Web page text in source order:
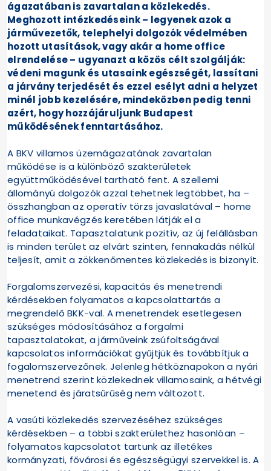
ágazatában is zavartalan a közlekedés.
Meghozott intézkedéseink – legyenek azok a
járművezetők, telephelyi dolgozók védelmében
hozott utasítások, vagy akár a home office
elrendelése – ugyanazt a közös célt szolgálják:
védeni magunk és utasaink egészségét, lassítani
a járvány terjedését és ezzel esélyt adni a helyzet
minél jobb kezelésére, mindeközben pedig tenni
azért, hogy hozzájáruljunk Budapest
működésének fenntartásához.
A BKV villamos üzemágazatának zavartalan
működése is a különböző szakterületek
együttműködésével tartható fent. A szellemi
állományú dolgozók azzal tehetnek legtöbbet, ha –
összhangban az operatív törzs javaslatával – home
office munkavégzés keretében látják el a
feladataikat. Tapasztalatunk pozitív, az új felállásban
is minden terület az elvárt szinten, fennakadás nélkül
teljesít, amit a zökkenőmentes közlekedés is bizonyít.
Forgalomszervezési, kapacitás és menetrendi
kérdésekben folyamatos a kapcsolattartás a
megrendelő BKK-val. A menetrendek esetlegesen
szükséges módosításához a forgalmi
tapasztalatokat, a járműveink zsúfoltságával
kapcsolatos információkat gyűjtjük és továbbítjuk a
fogalomszervezőnek. Jelenleg hétköznapokon a nyári
menetrend szerint közlekednek villamosaink, a hétvégi
menetend és járatsűrűség nem változott.
A vasúti közlekedés szervezéséhez szükséges
kérdésekben – a többi szakterülethez hasonlóan –
folyamatos kapcsolatot tartunk az illetékes
kormányzati, fővárosi és egészségügyi szervekkel is. A